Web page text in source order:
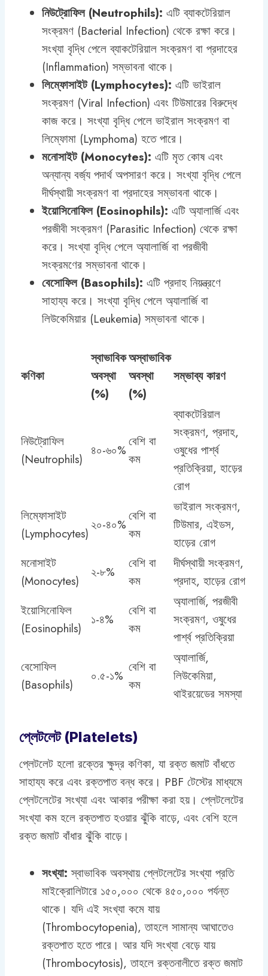
নিউট্রোফিল (Neutrophils): এটি ব্যাকটেরিয়াল
সংক্রমণ (Bacterial Infection) থেকে রক্ষা করে।
সংখ্যা বৃদ্ধি পেলে ব্যাকটেরিয়াল সংক্রমণ বা প্রদাহের
(Inflammation) সম্ভাবনা থাকে।
লিম্ফোসাইট (Lymphocytes): এটি ভাইরাল
সংক্রমণ (Viral Infection) এবং টিউমারের বিরুদ্ধে
কাজ করে। সংখ্যা বৃদ্ধি পেলে ভাইরাল সংক্রমণ বা
লিম্ফোমা (Lymphoma) হতে পারে।
মনোসাইট (Monocytes): এটি মৃত কোষ এবং
অন্যান্য বর্জ্য পদার্থ অপসারণ করে। সংখ্যা বৃদ্ধি পেলে
দীর্ঘস্থায়ী সংক্রমণ বা প্রদাহের সম্ভাবনা থাকে।
ইয়োসিনোফিল (Eosinophils): এটি অ্যালার্জি এবং
পরজীবী সংক্রমণ (Parasitic Infection) থেকে রক্ষা
করে। সংখ্যা বৃদ্ধি পেলে অ্যালার্জি বা পরজীবী
সংক্রমণের সম্ভাবনা থাকে।
বেসোফিল (Basophils): এটি প্রদাহ নিয়ন্ত্রণে
সাহায্য করে। সংখ্যা বৃদ্ধি পেলে অ্যালার্জি বা
লিউকেমিয়ার (Leukemia) সম্ভাবনা থাকে।
কণিকা
স্বাভাবিক
অবস্থা
(%)
অস্বাভাবিক
অবস্থা
(%)
সম্ভাব্য কারণ
নিউট্রোফিল
(Neutrophils)
৪০-৬০%
বেশি বা
কম
ব্যাকটেরিয়াল
সংক্রমণ, প্রদাহ,
ওষুধের পার্শ্ব
প্রতিক্রিয়া, হাড়ের
রোগ
লিম্ফোসাইট
(Lymphocytes)
২০-৪০%
বেশি বা
কম
ভাইরাল সংক্রমণ,
টিউমার, এইডস,
হাড়ের রোগ
মনোসাইট
(Monocytes)
২-৮%
বেশি বা
কম
দীর্ঘস্থায়ী সংক্রমণ,
প্রদাহ, হাড়ের রোগ
ইয়োসিনোফিল
(Eosinophils)
১-৪%
বেশি বা
কম
অ্যালার্জি, পরজীবী
সংক্রমণ, ওষুধের
পার্শ্ব প্রতিক্রিয়া
বেসোফিল
(Basophils)
০.৫-১%
বেশি বা
কম
অ্যালার্জি,
লিউকেমিয়া,
থাইরয়েডের সমস্যা
প্লেটলেট (Platelets)
প্লেটলেট হলো রক্তের ক্ষুদ্র কণিকা, যা রক্ত জমাট বাঁধতে
সাহায্য করে এবং রক্তপাত বন্ধ করে। PBF টেস্টের মাধ্যমে
প্লেটলেটের সংখ্যা এবং আকার পরীক্ষা করা হয়। প্লেটলেটের
সংখ্যা কম হলে রক্তপাত হওয়ার ঝুঁকি বাড়ে, এবং বেশি হলে
রক্ত জমাট বাঁধার ঝুঁকি বাড়ে।
সংখ্যা: স্বাভাবিক অবস্থায় প্লেটলেটের সংখ্যা প্রতি
মাইক্রোলিটারে ১৫০,০০০ থেকে ৪৫০,০০০ পর্যন্ত
থাকে। যদি এই সংখ্যা কমে যায়
(Thrombocytopenia), তাহলে সামান্য আঘাতেও
রক্তপাত হতে পারে। আর যদি সংখ্যা বেড়ে যায়
(Thrombocytosis), তাহলে রক্তনালীতে রক্ত জমাট